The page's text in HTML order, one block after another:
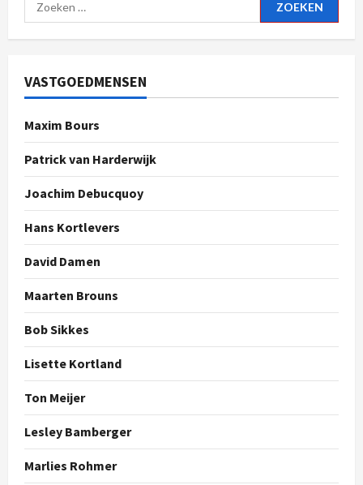
VASTGOEDMENSEN
Maxim Bours
Patrick van Harderwijk
Joachim Debucquoy
Hans Kortlevers
David Damen
Maarten Brouns
Bob Sikkes
Lisette Kortland
Ton Meijer
Lesley Bamberger
Marlies Rohmer